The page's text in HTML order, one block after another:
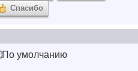
Спасибо